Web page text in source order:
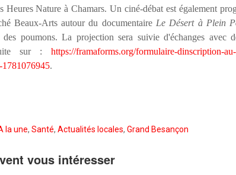
Heures Nature à Chamars. Un ciné-débat est également
Beaux-Arts autour du documentaire Le Désert à Plein
poumons. La projection sera suivie d'échanges avec
sur : https://framaforms.org/formulaire-dinscription-
1781076945.
la une, Santé, Actualités locales, Grand Besançon
vous intéresser